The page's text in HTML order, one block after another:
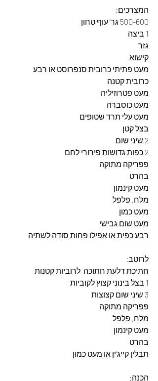
המצרכים:
500-600 גר' עוף טחון
1 ביצה
גזר
קישוא
מעט פתיתי כרובית סנפרוסט או רבע
כרובית קטנה
מעט פטרוזיליה
מעט כוסברה
מעט עלי תרד שטופים
בצל קטן
2 שיני שום
2 כפות גדושות פירורי לחם
פפריקה מתוקה
בהרט
מעט קינמון
מלח, פלפל
מעט כמון
מעט שום גבישי
רבע כפית או אפילו פחות סודה לשתיה
לרוטב:
חתיכת דלעת חתוכה  לרוביות קטנות
1 בצל בינוני קצוץ לקוביות
3 שיני שום קצוצות
פפריקה מתוקה
מלח, פלפל
מעט קינמון
בהרט
תבלין קייג'ין או מעט כמון
הכנה: